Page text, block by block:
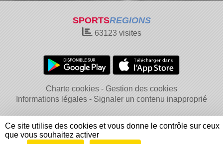
SPORTSREGIONS
63123visites
Charte cookies
Gestion des cookies
Informations légales
Signaler un contenu inapproprié
Ce site utilise des cookies et vous donne le contrôle sur ceux
que vous souhaitez activer